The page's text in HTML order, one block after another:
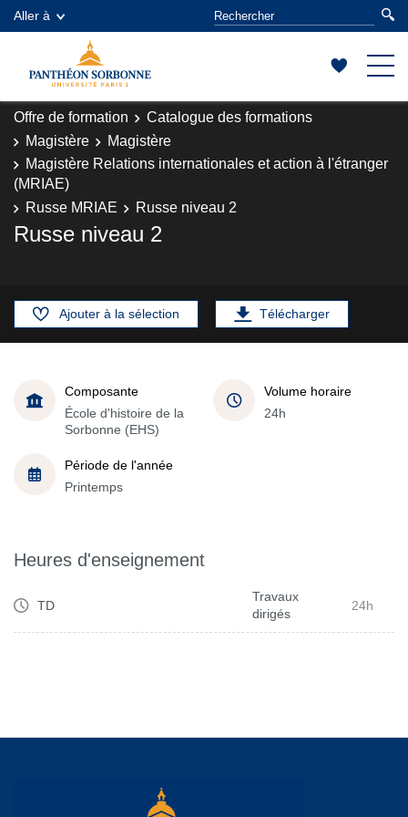
Aller à
Offre de formation
Catalogue des formations
Magistère
Magistère
Magistère Relations internationales et action à l'étranger
(MRIAE)
Russe MRIAE
Russe niveau 2
Russe niveau 2
Ajouter à la sélection Télécharger
Composante
École d'histoire de la
Sorbonne (EHS)
Volume horaire
24h
Période de l'année
Printemps
Heures d'enseignement
TD
Travaux
dirigés
24h